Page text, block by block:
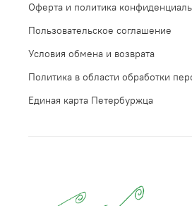
Оферта и политика
Пользовательское соглашение
Условия обмена и возврата
Политика в области обработки
Единая карта Петербуржца